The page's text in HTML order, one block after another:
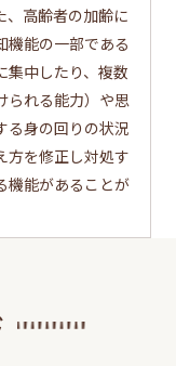
、高齢者の加齢に
機能の一部である
集中したり、複数
られる能力）や思
る身の回りの状況
方を修正し対処す
機能があることが